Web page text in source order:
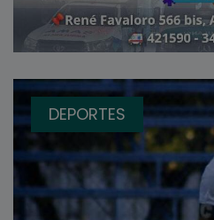
DEPORTES